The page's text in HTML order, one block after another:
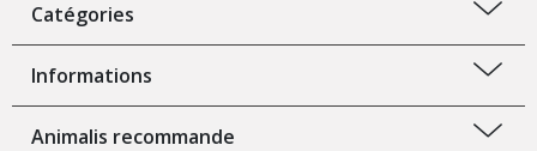
Catégories
Informations
Animalis recommande